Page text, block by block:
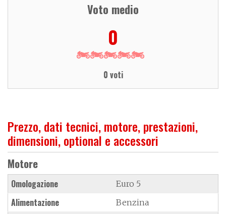
Voto medio
0
0 voti
Prezzo, dati tecnici, motore, prestazioni,
dimensioni, optional e accessori
Motore
Omologazione Euro 5
Alimentazione Benzina